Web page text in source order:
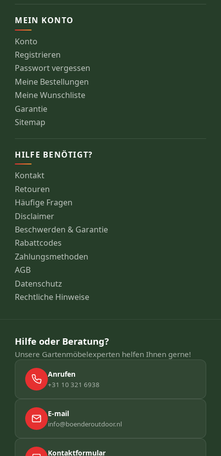
MEIN KONTO
Konto
Registrieren
Passwort vergessen
Meine Bestellungen
Meine Wunschliste
Garantie
Sitemap
HILFE BENÖTIGT?
Kontakt
Retouren
Häufige Fragen
Disclaimer
Beschwerden & Garantie
Rabattcodes
Zahlungsmethoden
AGB
Datenschutz
Rechtliche Hinweise
Hilfe oder Beratung?
Unsere Gartenmöbelexperten helfen Ihnen gerne!
Anrufen
+31 10 321 6938
E-mail
info@boenderoutdoor.nl
Kontaktformular